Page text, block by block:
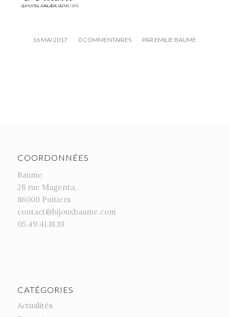
16 MAI 2017
/ 0 COMMENTAIRES
/ PAR EMILIE BAUME
COORDONNÉES
Baume
28 rue Magenta,
86000 Poitiers
contact@bijouxbaume.com
05.49.41.18.19
CATÉGORIES
Actualités